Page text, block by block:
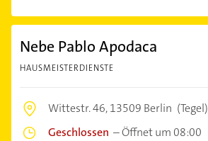
Nebe Pablo Apodaca
HAUSMEISTERDIENSTE
Wittestr. 46,13509 Berlin (Tegel)
Geschlossen –Öffnet um 08:00